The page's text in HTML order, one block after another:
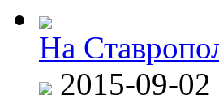
На
2015-09-02